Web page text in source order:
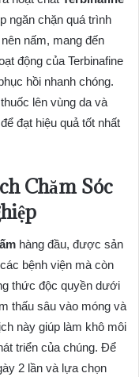
ngăn chặn quá trình
nấm, mang đến
động của Terbinafine
hồi nhanh chóng.
lên vùng da và
đạt hiệu quả tốt nhất
Chăm Sóc
hàng đầu, được sản
bệnh viện mà còn
thức độc quyền dưới
thấu sâu vào móng và
này giúp làm khô môi
triển của chúng. Để
2 lần và lựa chọn